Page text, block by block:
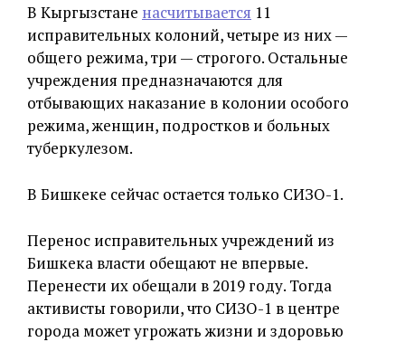
В Кыргызстане насчитывается 11
исправительных колоний, четыре из них —
общего режима, три — строгого. Остальные
учреждения предназначаются для
отбывающих наказание в колонии особого
режима, женщин, подростков и больных
туберкулезом.
В Бишкеке сейчас остается только СИЗО-1.
Перенос исправительных учреждений из
Бишкека власти обещают не впервые.
Перенести их обещали в 2019 году. Тогда
активисты говорили, что СИЗО-1 в центре
города может угрожать жизни и здоровью